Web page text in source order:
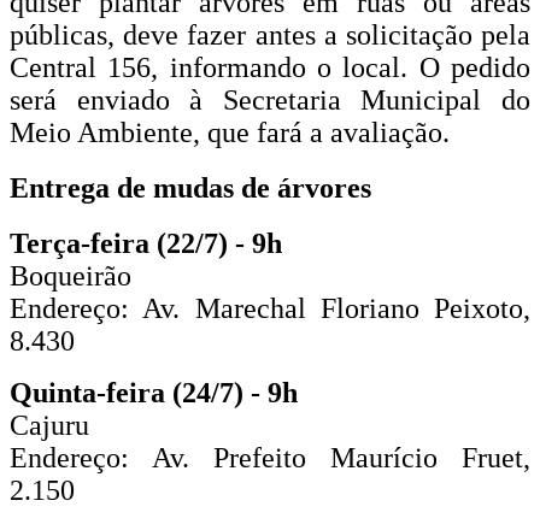
públicas, deve fazer antes a solicitação pela
Central 156, informando o local. O pedido
será enviado à Secretaria Municipal do
Meio Ambiente, que fará a avaliação.
Entrega de mudas de árvores
Terça-feira (22/7) - 9h
Boqueirão
Endereço: Av. Marechal Floriano Peixoto,
8.430
Quinta-feira (24/7) - 9h
Cajuru
Endereço: Av. Prefeito Maurício Fruet,
2.150